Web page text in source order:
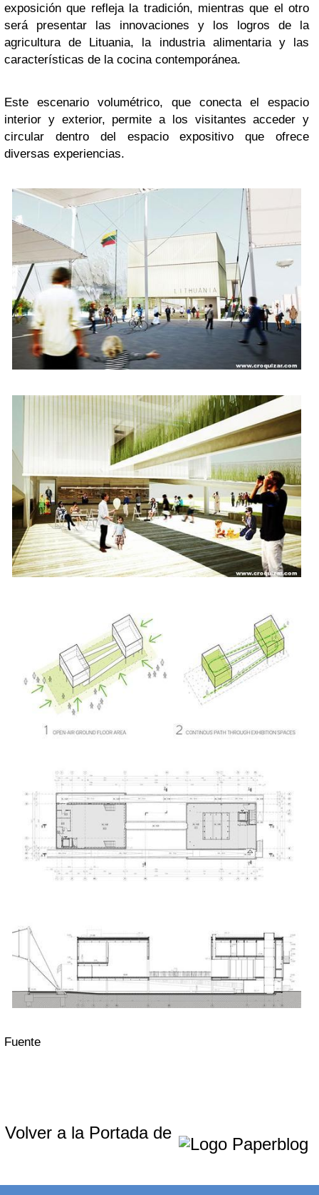
exposición que refleja la tradición, mientras que el otro
será presentar las innovaciones y los logros de la
agricultura de Lituania, la industria alimentaria y las
características de la cocina contemporánea.
Este escenario volumétrico, que conecta el espacio
interior y exterior, permite a los visitantes acceder y
circular dentro del espacio expositivo que ofrece
diversas experiencias.
Fuente
Volver a la Portada de